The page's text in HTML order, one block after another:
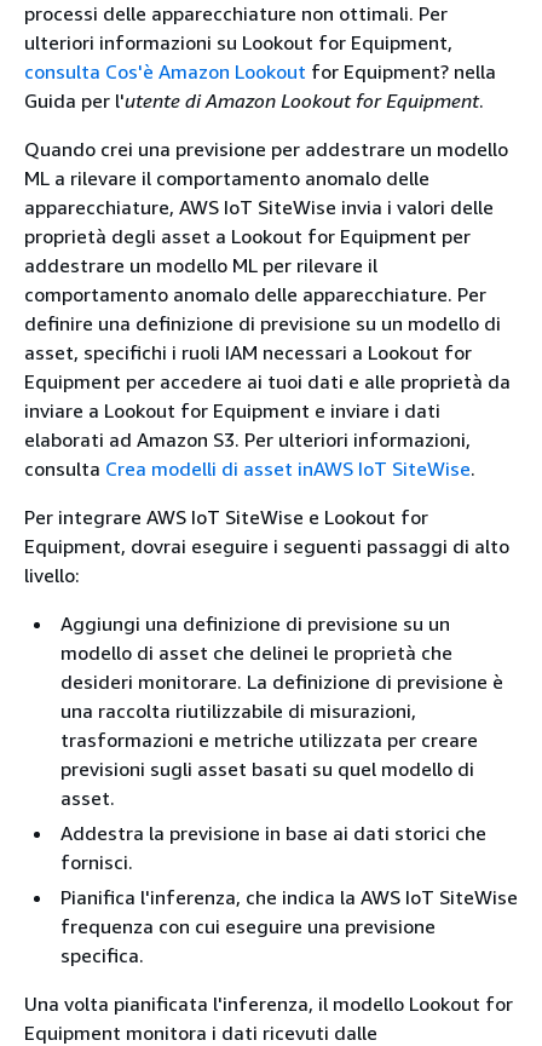
processi delle apparecchiature non ottimali. Per
ulteriori informazioni su Lookout for Equipment,
consulta Cos'è Amazon Lookout for Equipment? nella
Guida per l'utente di Amazon Lookout for Equipment.
Quando crei una previsione per addestrare un modello
ML a rilevare il comportamento anomalo delle
apparecchiature, AWS IoT SiteWise invia i valori delle
proprietà degli asset a Lookout for Equipment per
addestrare un modello ML per rilevare il
comportamento anomalo delle apparecchiature. Per
definire una definizione di previsione su un modello di
asset, specifichi i ruoli IAM necessari a Lookout for
Equipment per accedere ai tuoi dati e alle proprietà da
inviare a Lookout for Equipment e inviare i dati
elaborati ad Amazon S3. Per ulteriori informazioni,
consulta Crea modelli di asset inAWS IoT SiteWise.
Per integrare AWS IoT SiteWise e Lookout for
Equipment, dovrai eseguire i seguenti passaggi di alto
livello:
Aggiungi una definizione di previsione su un
modello di asset che delinei le proprietà che
desideri monitorare. La definizione di previsione è
una raccolta riutilizzabile di misurazioni,
trasformazioni e metriche utilizzata per creare
previsioni sugli asset basati su quel modello di
asset.
Addestra la previsione in base ai dati storici che
fornisci.
Pianifica l'inferenza, che indica la AWS IoT SiteWise
frequenza con cui eseguire una previsione
specifica.
Una volta pianificata l'inferenza, il modello Lookout for
Equipment monitora i dati ricevuti dalle